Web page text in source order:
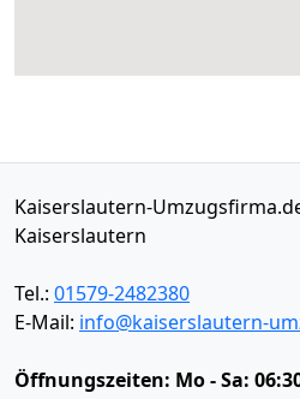
Kaiserslautern-
Kaiserslautern
Tel.: 01579-2482380
E-Mail: info@kaiserslautern-
Öffnungszeiten: Mo - Sa: